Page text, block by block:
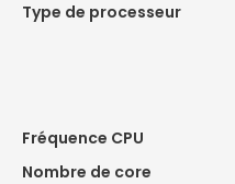
Type de processeur
Fréquence CPU
Nombre de core